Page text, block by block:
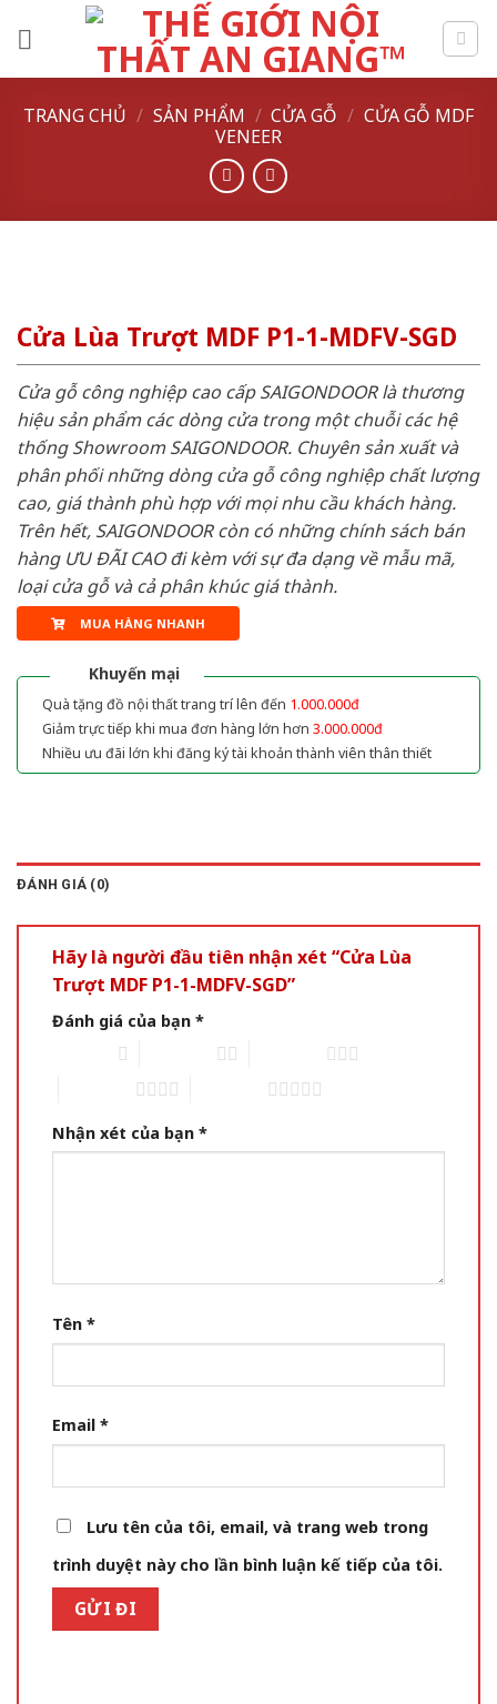
TRANG CHỦ / SẢN PHẨM / CỬA GỖ / CỬA GỖ MDF
VENEER
Cửa Lùa Trượt MDF P1-1-MDFV-SGD
Cửa gỗ công nghiệp cao cấp SAIGONDOOR là thương
hiệu sản phẩm các dòng cửa trong một chuỗi các hệ
thống Showroom SAIGONDOOR. Chuyên sản xuất và
phân phối những dòng cửa gỗ công nghiệp chất lượng
cao, giá thành phù hợp với mọi nhu cầu khách hàng.
Trên hết, SAIGONDOOR còn có những chính sách bán
hàng ƯU ĐÃI CAO đi kèm với sự đa dạng về mẫu mã,
loại cửa gỗ và cả phân khúc giá thành.
MUA HÀNG NHANH
Khuyến mại
Quà tặng đồ nội thất trang trí lên đến 1.000.000đ
Giảm trực tiếp khi mua đơn hàng lớn hơn 3.000.000đ
Nhiều ưu đãi lớn khi đăng ký tài khoản thành viên thân thiết
ĐÁNH GIÁ (0)
Hãy là người đầu tiên nhận xét “Cửa Lùa
Trượt MDF P1-1-MDFV-SGD”
Đánh giá của bạn *
Nhận xét của bạn *
Tên *
Email *
Lưu tên của tôi, email, và trang web trong
trình duyệt này cho lần bình luận kế tiếp của tôi.